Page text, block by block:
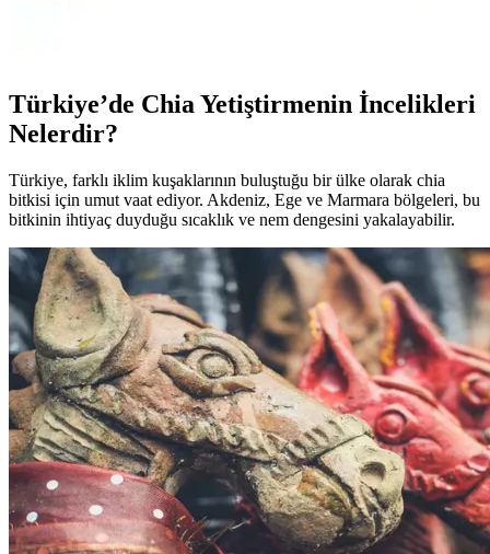
Türkiye’de Chia Yetiştirmenin İncelikleri
Nelerdir?
Türkiye, farklı iklim kuşaklarının buluştuğu bir ülke olarak chia
bitkisi için umut vaat ediyor. Akdeniz, Ege ve Marmara bölgeleri, bu
bitkinin ihtiyaç duyduğu sıcaklık ve nem dengesini yakalayabilir.